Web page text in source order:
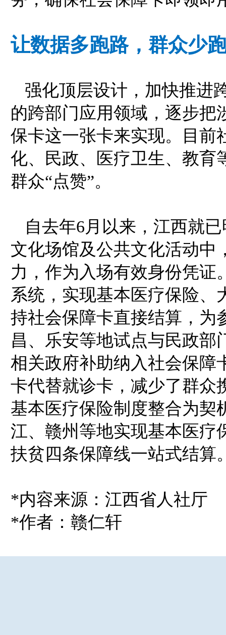
让数据多跑路，群众少
强化顶层设计，加快推进
的跨部门应用领域，逐步把
保卡这一张卡来实现。目前
化、民政、医疗卫生、教育
群众“点赞”。
自去年6月以来，江西就
文化场馆及公共文化活动中
力，作为入场有效身份凭证
系统，实现基本医疗保险、
持社会保障卡直接结算，为
昌、乐安等地试点与民政部
相关政府补助纳入社会保障
卡代替就诊卡，减少了群众
基本医疗保险制度整合为契
江、赣州等地实现基本医疗
扶贫四条保障线一站式结算
*内容来源：江西省人社厅
*作者：赣仁轩